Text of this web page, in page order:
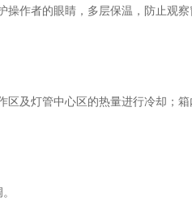
作者的眼睛，多层保温，防止观察
及灯管中心区的热量进行冷却；